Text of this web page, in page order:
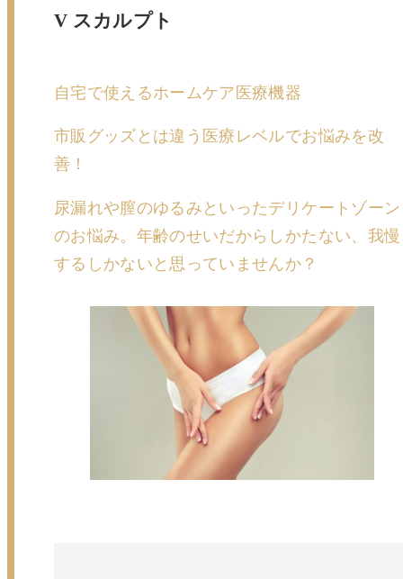
V スカルプト
自宅で使えるホームケア医療機器
市販グッズとは違う医療レベルでお悩みを改
善！
尿漏れや膣のゆるみといったデリケートゾーン
のお悩み。年齢のせいだからしかたない、我慢
するしかないと思っていませんか？